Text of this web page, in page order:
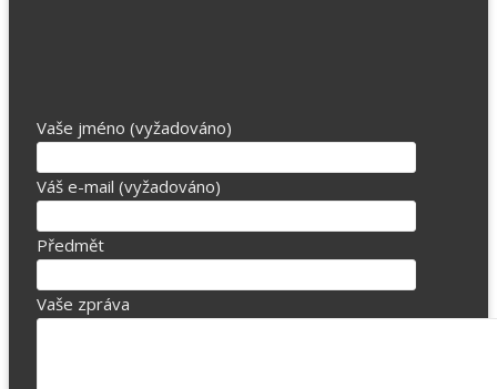
Vaše jméno (vyžadováno)
Váš e-mail (vyžadováno)
Předmět
Vaše zpráva